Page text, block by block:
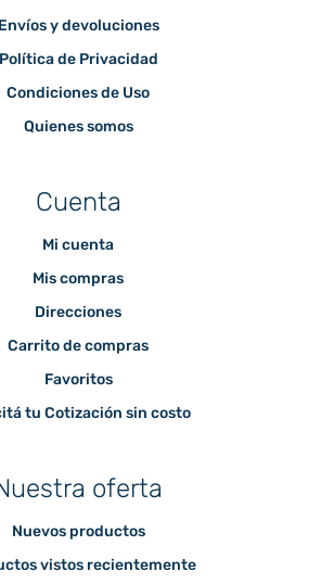
Envíos y devoluciones
Política de Privacidad
Condiciones de Uso
Quienes somos
Cuenta
Mi cuenta
Mis compras
Direcciones
Carrito de compras
Favoritos
tu Cotización sin costo
oferta
Nuevos productos
vistos recientemente